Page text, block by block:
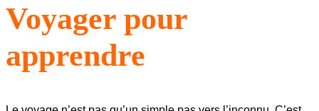
Voyager pour
apprendre